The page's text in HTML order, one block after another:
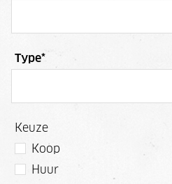
Type*
Keuze
Koop
Huur